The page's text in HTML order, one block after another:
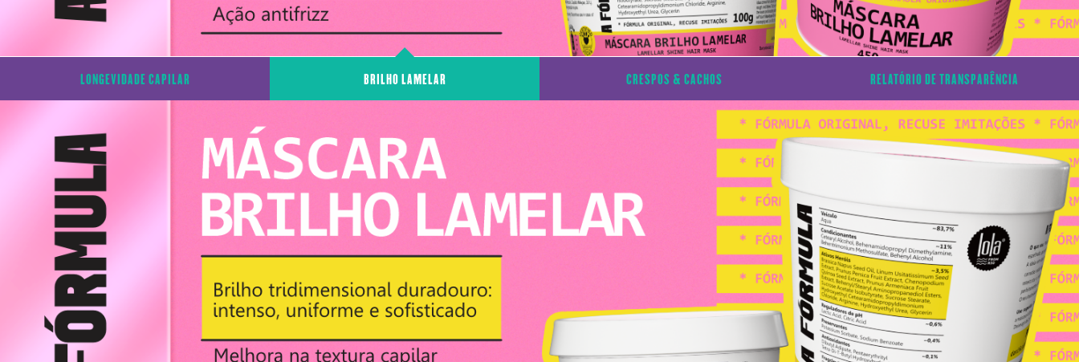
LONGEVIDADE CAPILAR BRILHO LAMELAR CRESPOS & CACHOS RELATÓRIO DE TRANSPARÊNCIA